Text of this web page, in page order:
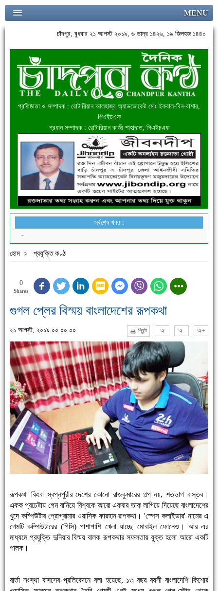
MENU
চাঁদপুর, বুধবার ২১ আগস্ট ২০১৯, ৬ ভাদ্র ১৪২৬, ১৯ জিলহজ ১৪৪০
প্রতিষ্ঠাতা ও সম্পাদক : রোটারিয়ান আলহাজ্ব অ্যাডভোকেট মোঃ ইকবাল-বিন-বাশার,
পিএইচএফ
প্রধান সম্পাদক : রোটারিয়ান কাজী শাহাদাত, পিএইচএফ
সর্বশেষ খবর :
হোম > প্রযুক্তি কণ্ঠ
0
Shares
গুগল প্লের বিস্ময় বাংলাদেশের রূপকথা
২১ আগস্ট, ২০১৯ ০০:০০:০০ প্রিন্ট অ অ- অ+
রূপকথা কিংবা স্বপ্নপুরীর দেশের কোনো রাজকুমারের গল্প নয়, শতভাগ বাস্তব।
একক প্রচেষ্টায় গেম বানিয়ে বিশ্বকে আরো একবার তাক লাগিয়ে দিয়েছে বাংলাদেশের
খুদে কম্পিউটার প্রোগ্রামার ওয়াসিক ফারহান রূপকথা। 'স্পেস কলাইডার' নামের এ
গেমটি কম্পিউটারের (পিসি) পাশাপাশি খেলা যাচ্ছে মোবাইল ফোনেও। আর এর
মাধ্যমে প্রযুক্তি দুনিয়ার বিস্ময় বালক রূপকথার সফলতায় যুক্ত হলো আরো একটি
পালক।
বার্তা সংস্থা বাসসের প্রতিবেদনে বলা হয়েছে, ১৩ বছর বয়সী বাংলাদেশি কিশোর